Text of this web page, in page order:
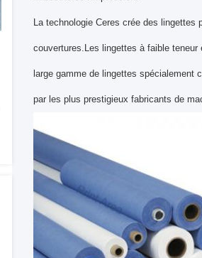
La technologie Ceres crée des
couvertures.Les lingettes à faible
large gamme de lingettes spécialement
par les plus prestigieux fabricants de